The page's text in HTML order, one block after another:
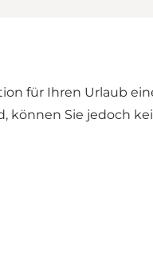
für Ihren Urlaub
Sie jedoch